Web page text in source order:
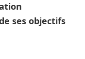
ses objectifs